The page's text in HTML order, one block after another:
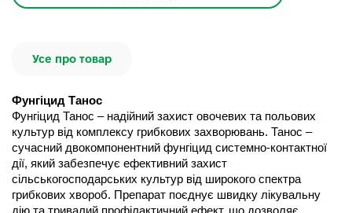
Усе про товар
Фунгіцид Танос
Фунгіцид Танос – надійний захист овочевих та польових
культур від комплексу грибкових захворювань. Танос –
сучасний двокомпонентний фунгіцид системно-контактної
дії, який забезпечує ефективний захист
сільськогосподарських культур від широкого спектра
грибкових хвороб. Препарат поєднує швидку лікувальну